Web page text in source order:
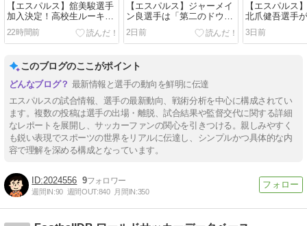
【エスパルス】舘美駿選手
加入決定！高校生ルーキー
2人目！
22時間前
【エスパルス】ジャーメイ
ン良選手は「第二のドウグ
ラス」になれるのか？
2日前
【エスパルス
北爪健吾選手
へ。秋春制の
しまうのか？
3日前
このブログのここがポイント
最新情報と選手の動向を鮮明に伝達
エスパルスの試合情報、選手の最新動向、戦術分析を中心に構成されてい
ます。複数の投稿は選手の出場・離脱、試合結果や監督交代に関する詳細
なレポートを展開し、サッカーファンの関心を引きつける。親しみやすく
も鋭い表現でスポーツの世界をリアルに伝達し、シンプルかつ具体的な内
容で理解を深める構成となっています。
2024556 9
週間IN:90 週間OUT:840 月間IN:350